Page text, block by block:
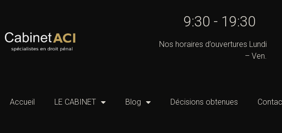
9:30 - 19:30
Nos horaires d’ouvertures Lundi
– Ven.
Accueil LE CABINET Blog Décisions obtenues